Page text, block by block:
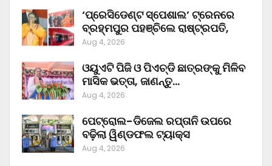
‘ପ୍ରେସିଡେଣ୍ଟ ସ୍ପେଶାଲ’ ଟ୍ରେନରେ
ବ୍ରହ୍ମପୁର ପହଞ୍ଚିଲେ ରାଷ୍ଟ୍ରପତି,
Aug 4, 2026
ଓୟୁଏଟି ପିଜି ଓ ପିଏଚ୍‌ଡି ଛାତ୍ରଙ୍କୁ ମିଳିବ
ମାସିକ ଭତ୍ତା, ଜାଣନ୍ତୁ…
Aug 4, 2026
ପେଟ୍ରୋଲ-ଡିଜେଲ ରପ୍ତାନି ଉପରେ
ବଢ଼ିଲା ୱିଣ୍ଡଫଲ ଟ୍ୟାକ୍ସ
Aug 4, 2026